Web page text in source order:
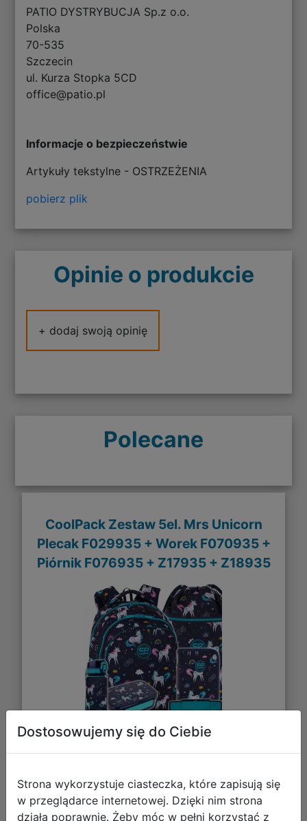
PATIO DYSTRYBUCJA Sp.z o.o.
Polska
70-535
Szczecin
ul. Kurza Stopka 5CD
office@patio.pl
Informacje o bezpieczeństwie
Artykuły tekstylne - OSTRZEŻENIA
pobierz plik
Opinie o produkcie
+ dodaj swoją opinię
Polecane
CoolPack Zestaw 5el. Mrs Unicorn
Plecak F029935 + Worek F070935 +
Piórnik F076935 + Z17935 + Z18935
232,95 zł
DO KOSZYKA
Dostosowujemy się do Ciebie
Strona wykorzystuje ciasteczka, które zapisują się
w przeglądarce internetowej. Dzięki nim strona
działa poprawnie. Żeby móc w pełni korzystać z